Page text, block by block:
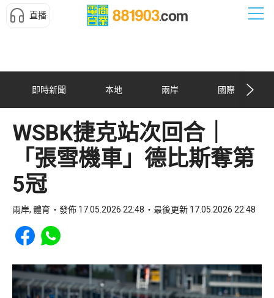
直播
即時新聞 本地 兩岸 國際
WSBK捷克站次回合｜
「張雪機車」德比斯奪第
5冠
兩岸, 體育 發佈 17.05.2026 22:48 最後更新 17.05.2026 22:48
Share to Facebook
Share to WhatsApp